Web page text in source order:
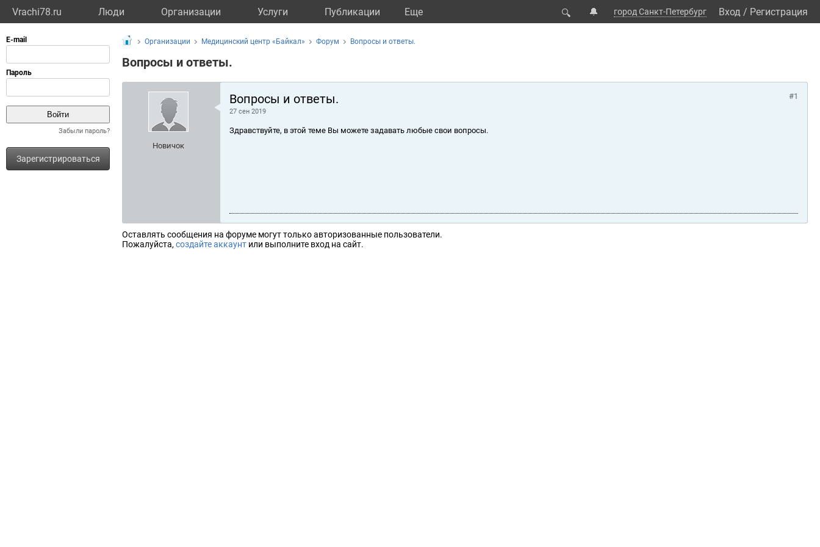
Vrachi78.ru Люди Организации Услуги Публикации Eще 🔍 🔔 город Санкт-Петербург Вход / Регистрация
Забыли пароль?
Зарегистрироваться
Организации Медицинский центр «Байкал» Форум Вопросы и ответы.
Вопросы и ответы.
Новичок
Вопросы и ответы.
27 сен 2019
#1
Здравствуйте, в этой теме Вы можете задавать любые свои вопросы.
Оставлять сообщения на форуме могут только авторизованные пользователи.
Пожалуйста, создайте аккаунт или выполните вход на сайт.